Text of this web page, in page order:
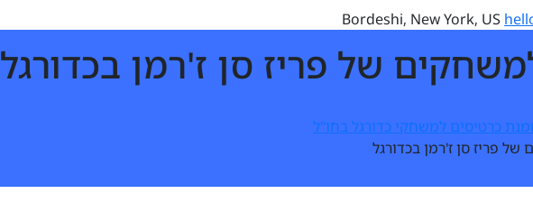
של פריז סן ז'רמן בכדורגל
כרטיסים למשחקי כדורגל בחו"ל
פריז סן ז'רמן בכדורגל